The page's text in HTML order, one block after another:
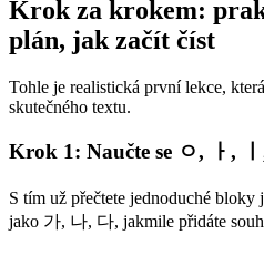
Krok za krokem:
plán, jak začít číst
Tohle je realistická první lekce,
skutečného textu.
Krok 1: Naučte se ㅇ, ㅏ,
S tím už přečtete jednoduché
jako 가, 나, 다, jakmile přidáte